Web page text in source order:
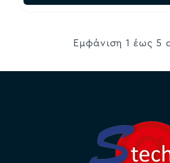
Εμφάνιση 1 έως 5